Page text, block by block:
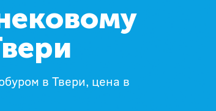
в Твери, цена в